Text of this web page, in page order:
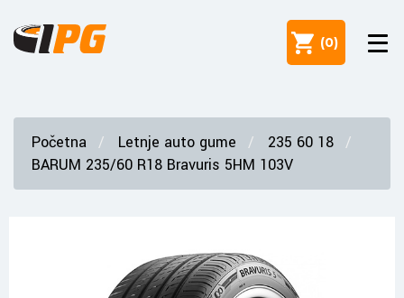
(0)
Početna Letnje auto gume
235 60 18
BARUM 235/60 R18 Bravuris 5HM 103V